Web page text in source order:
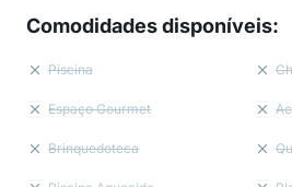
Comodidades disponíveis:
Piscina
Espaço Gourmet
Brinquedoteca